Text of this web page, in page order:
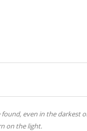
found, even in the darkest
on the light.